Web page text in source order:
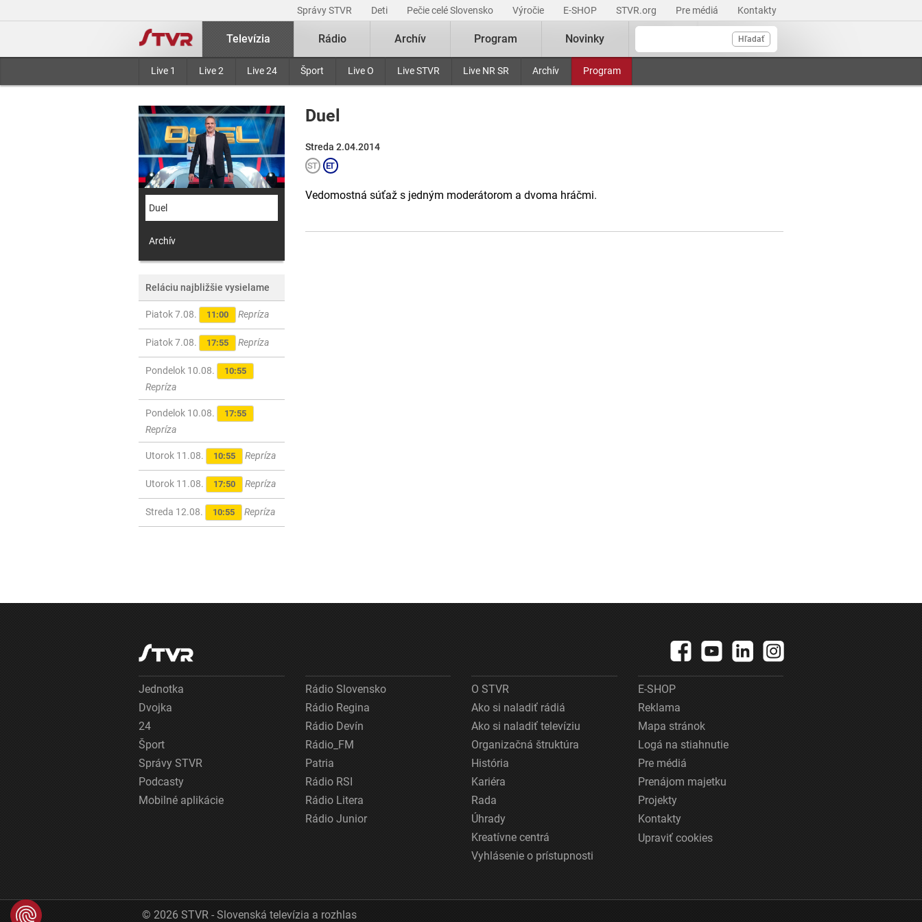
Správy STVR Deti Pečie celé Slovensko Výročie E-SHOP STVR.org Pre médiá Kontakty
Hľadať
Televízia
Live 1 Live 2 Live 24 Šport Live O Live STVR Live NR SR Archív Program
Rádio Archív Program Novinky
Duel
Archív
Reláciu najbližšie vysielame
Piatok 7.08. 11:00 Repríza
Piatok 7.08. 17:55 Repríza
Pondelok 10.08. 10:55
Repríza
Pondelok 10.08. 17:55
Repríza
Utorok 11.08. 10:55 Repríza
Utorok 11.08. 17:50 Repríza
Streda 12.08. 10:55 Repríza
Duel
Streda 2.04.2014
Vedomostná súťaž s jedným moderátorom a dvoma hráčmi.
Jednotka
Dvojka
24
Šport
Správy STVR
Podcasty
Mobilné aplikácie
Rádio Slovensko
Rádio Regina
Rádio Devín
Rádio_FM
Patria
Rádio RSI
Rádio Litera
Rádio Junior
O STVR
Ako si naladiť rádiá
Ako si naladiť televíziu
Organizačná štruktúra
História
Kariéra
Rada
Úhrady
Kreatívne centrá
Vyhlásenie o prístupnosti
E-SHOP
Reklama
Mapa stránok
Logá na stiahnutie
Pre médiá
Prenájom majetku
Projekty
Kontakty
Upraviť cookies
© 2026 STVR - Slovenská televízia a rozhlas